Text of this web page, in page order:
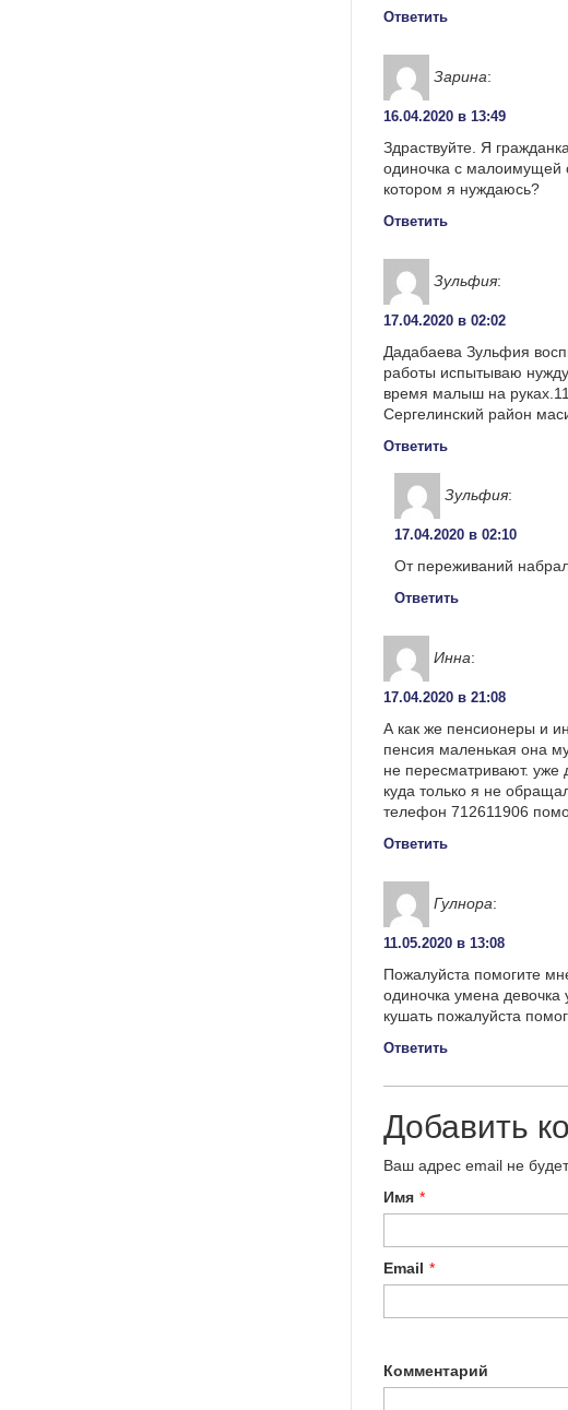
Ответить
Зарина:
16.04.2020 в 13:49
Здраствуйте. Я
одиночка с малоимущей
котором я нуждаюсь?
Ответить
Зульфия:
17.04.2020 в 02:02
Дадабаева Зульфия
работы испытываю
время малыш на
Сергелинский район
Ответить
Зульфия:
17.04.2020 в 02:10
От переживаний
Ответить
Инна:
17.04.2020 в 21:08
А как же пенсионеры и
пенсия маленькая она
не пересматривают. уже
куда только я не
телефон 712611906
Ответить
Гулнора:
11.05.2020 в 13:08
Пожалуйста помогите
одиночка умена девочка
кушать пожалуйста
Ответить
Добавить
Ваш адрес email не будет
Имя *
Email *
Комментарий